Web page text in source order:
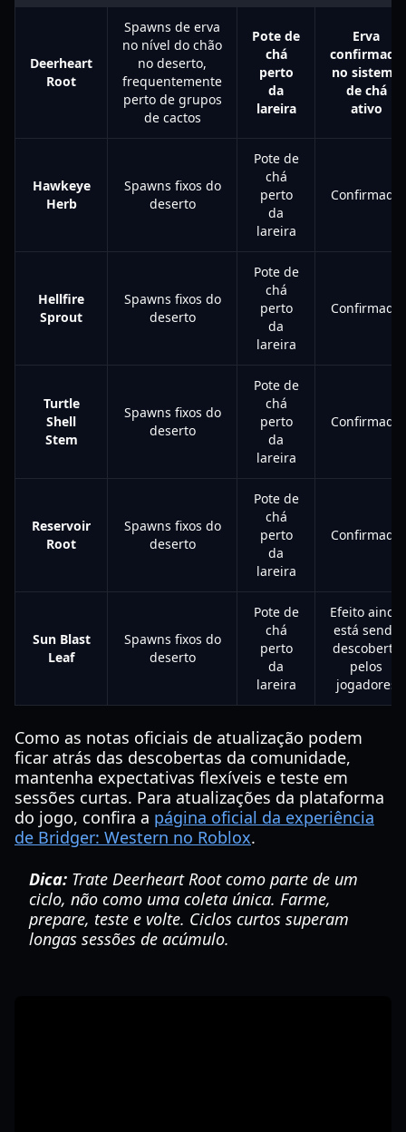
Deerheart
Root
Spawns de erva
no nível do chão
no deserto,
frequentemente
perto de grupos
de cactos
Pote de
chá
perto
da
lareira
Erva
confirmada
no sistema
de chá
ativo
Hawkeye
Herb
Spawns fixos do
deserto
Pote de
chá
perto
da
lareira
Confirmado
Hellfire
Sprout
Spawns fixos do
deserto
Pote de
chá
perto
da
lareira
Confirmado
Turtle
Shell
Stem
Spawns fixos do
deserto
Pote de
chá
perto
da
lareira
Confirmado
Reservoir
Root
Spawns fixos do
deserto
Pote de
chá
perto
da
lareira
Confirmado
Sun Blast
Leaf
Spawns fixos do
deserto
Pote de
chá
perto
da
lareira
Efeito ainda
está sendo
descoberto
pelos
jogadores
Como as notas oficiais de atualização podem
ficar atrás das descobertas da comunidade,
mantenha expectativas flexíveis e teste em
sessões curtas. Para atualizações da plataforma
do jogo, confira a página oficial da experiência
de Bridger: Western no Roblox.
Dica: Trate Deerheart Root como parte de um
ciclo, não como uma coleta única. Farme,
prepare, teste e volte. Ciclos curtos superam
longas sessões de acúmulo.